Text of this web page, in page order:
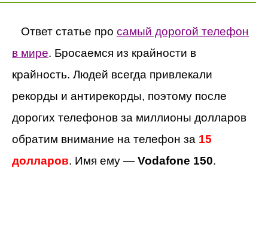
Ответ статье про самый дорогой телефон
в мире. Бросаемся из крайности в
крайность. Людей всегда привлекали
рекорды и антирекорды, поэтому после
дорогих телефонов за миллионы долларов
обратим внимание на телефон за 15
долларов. Имя ему — Vodafone 150.